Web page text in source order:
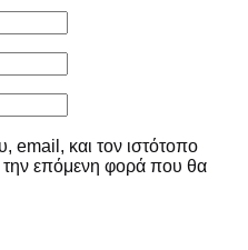
email, και τον ιστότοπο
την επόμενη φορά που θα